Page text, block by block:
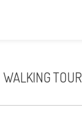
WALKING TOUR